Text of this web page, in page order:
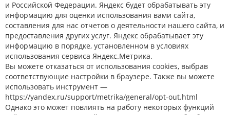
и Российской Федерации. Яндекс будет обрабатывать эту
информацию для оценки использования вами сайта,
составления для нас отчетов о деятельности нашего сайта, и
предоставления других услуг. Яндекс обрабатывает эту
информацию в порядке, установленном в условиях
использования сервиса Яндекс.Метрика.
Вы можете отказаться от использования cookies, выбрав
соответствующие настройки в браузере. Также вы можете
использовать инструмент —
https://yandex.ru/support/metrika/general/opt-out.html
Однако это может повлиять на работу некоторых функций